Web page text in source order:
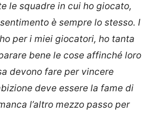
le squadre in cui ho giocato,
è sempre lo stesso. I
per i miei giocatori, ho tanta
bene le cose affinché loro
devono fare per vincere
deve essere la fame di
l’altro mezzo passo per